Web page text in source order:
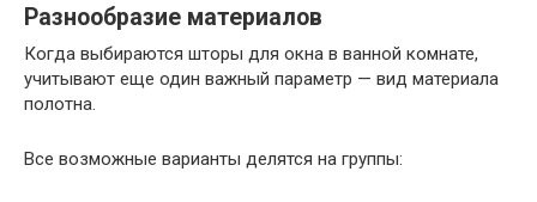
Разнообразие материалов
Когда выбираются шторы для окна в ванной комнате,
учитывают еще один важный параметр — вид материала
полотна.
Все возможные варианты делятся на группы: